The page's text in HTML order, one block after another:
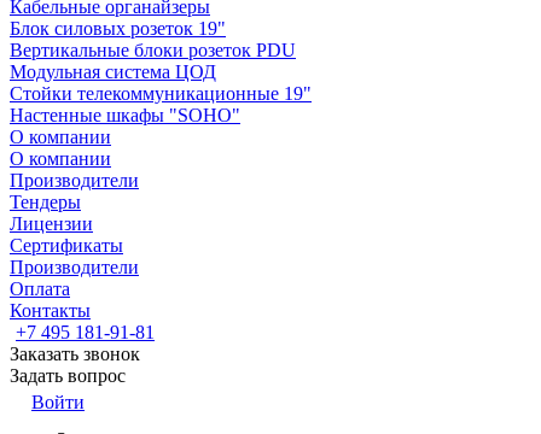
Кабельные органайзеры
Блок силовых розеток 19"
Вертикальные блоки розеток PDU
Модульная система ЦОД
Стойки телекоммуникационные 19"
Настенные шкафы "SOHO"
О компании
О компании
Производители
Тендеры
Лицензии
Сертификаты
Производители
Оплата
Контакты
+7 495 181-91-81
Заказать звонок
Задать вопрос
Войти